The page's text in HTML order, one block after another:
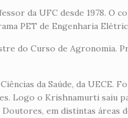
da UFC desde 1978. O
PET de Engenharia
do Curso de Agronomia.
da Saúde, da UECE.
Logo o Krishnamurti saiu
em distintas áreas